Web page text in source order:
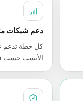
دعم شبكات
كل خطة تدعم
الأنسب حسب